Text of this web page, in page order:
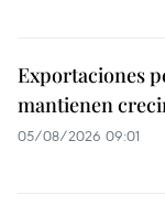
Exportaciones
mantienen
05/08/2026 09:01